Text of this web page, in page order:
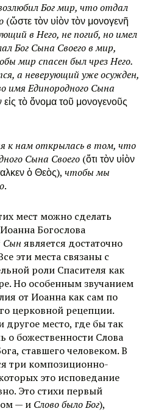
Бог мир, что отдал
(ὥστε τὸν υἱὸν τὸν μονογενῆ
в Него, не погиб, но имел
Бог Сына Своего в мир,
мир спасен был чрез Него.
а неверующий уже осужден,
имя Единородного Сына
εἰς τὸ ὄνομα τοῦ μονογενοῦς
к нам открылась в том, что
Сына Своего (ὅτι τὸν υἱὸν
ὁ Θεὸς), чтобы мы
.
мест можно сделать
Богослова
Сын является достаточно
эти места связаны с
роли Спасителя как
Но особенным звучанием
от Иоанна как сам по
церковной рецепции.
место, где бы так
о божественности Слова
ставшего человеком. В
три композиционно-
это исповедание
Это стихи первый
— и Слово было Бог),